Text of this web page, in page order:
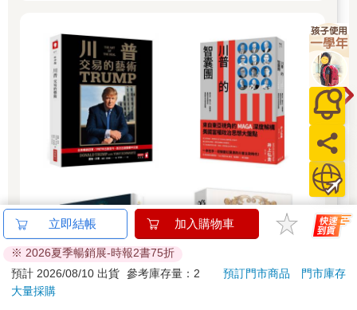
立即結帳 加入購物車
※ 2026夏季暢銷展-時報2書75折
預計 2026/08/10 出貨 參考庫存量：2 預訂門市商品
門市庫存
大量採購